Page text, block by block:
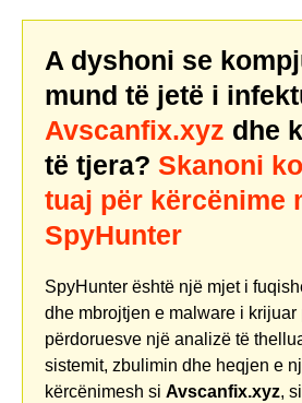
A dyshoni se
mund të jetë i
Avscanfix.xyz dhe
të tjera? Skanoni
tuaj për kërcënime
SpyHunter
SpyHunter është një mjet i
dhe mbrojtjen e malware i krijuar
përdoruesve një analizë të
sistemit, zbulimin dhe heqjen e
kërcënimesh si Avscanfix.xyz,